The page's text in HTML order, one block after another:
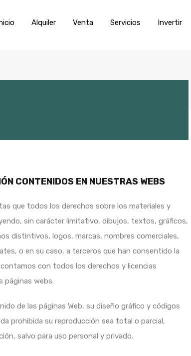
Inicio Alquiler Venta
Alquiler Venta Servicios Invertir
CONTENIDOS EN NUESTRAS WEBS
que todos los derechos sobre los materiales y
sin carácter limitativo, dibujos, textos, gráficos,
distintivos, logos, marcas, nombres comerciales,
o en su caso, a terceros que han consentido la
con todos los derechos y licencias
páginas webs.
de las páginas Web, su diseño gráfico y códigos
prohibida su reproducción sea total o parcial,
salvo para uso personal y privado.